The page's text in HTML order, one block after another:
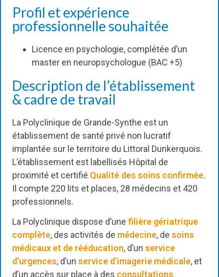
Profil et expérience
professionnelle souhaitée
Licence en psychologie, complétée d’un
master en neuropsychologue (BAC +5)
Description de l’établissement
& cadre de travail
La Polyclinique de Grande-Synthe est un
établissement de santé privé non lucratif
implantée sur le territoire du Littoral Dunkerquois.
L’établissement est labellisés Hôpital de
proximité et certifié Qualité des soins confirmée.
Il compte 220 lits et places, 28 médecins et 420
professionnels.
La Polyclinique dispose d’unefilière gériatrique
complète, des activités de médecine, desoins
médicaux et de rééducation, d’unservice
d’urgences, d’unservice d’imagerie médicale, et
d’un accès sur place à des consultations